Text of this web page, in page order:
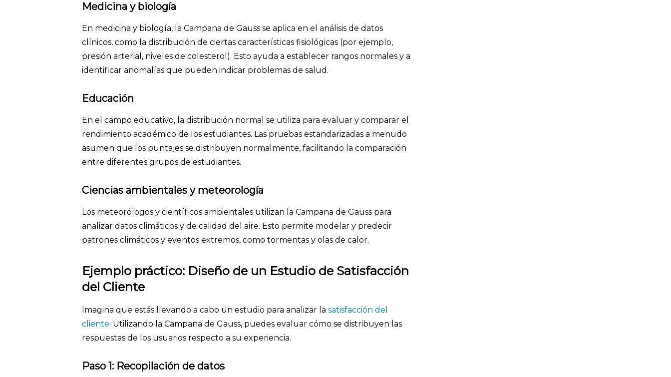
Medicina y biología
En medicina y biología, la Campana de Gauss se aplica en el análisis de datos
clínicos, como la distribución de ciertas características fisiológicas (por ejemplo,
presión arterial, niveles de colesterol). Esto ayuda a establecer rangos normales y a
identificar anomalías que pueden indicar problemas de salud.
Educación
En el campo educativo, la distribución normal se utiliza para evaluar y comparar el
rendimiento académico de los estudiantes. Las pruebas estandarizadas a menudo
asumen que los puntajes se distribuyen normalmente, facilitando la comparación
entre diferentes grupos de estudiantes.
Ciencias ambientales y meteorología
Los meteorólogos y científicos ambientales utilizan la Campana de Gauss para
analizar datos climáticos y de calidad del aire. Esto permite modelar y predecir
patrones climáticos y eventos extremos, como tormentas y olas de calor.
Ejemplo práctico: Diseño de un Estudio de Satisfacción
del Cliente
Imagina que estás llevando a cabo un estudio para analizar la satisfacción del
cliente. Utilizando la Campana de Gauss, puedes evaluar cómo se distribuyen las
respuestas de los usuarios respecto a su experiencia.
Paso 1: Recopilación de datos